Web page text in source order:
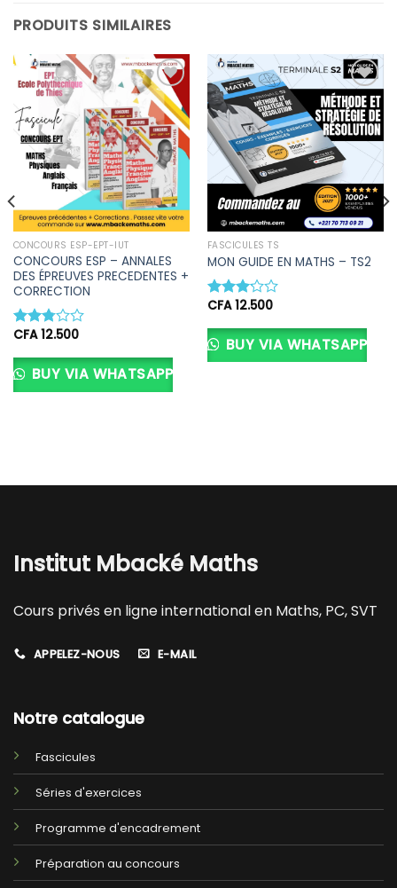
PRODUITS SIMILAIRES
Ajouter
à la liste
d’envies
CONCOURS ESP-EPT-IUT
CONCOURS ESP – ANNALES
DES ÉPREUVES PRECEDENTES +
CORRECTION
Note
sur 5
CFA12.500
BUY VIA WHATSAPP
Ajouter
à la liste
d’envies
FASCICULES TS
MON GUIDE EN MATHS – TS2
Note
sur 5
CFA12.500
BUY VIA WHATSAPP
Institut Mbacké Maths
Cours privés en ligne international en Maths, PC, SVT
APPELEZ-NOUS E-MAIL
Notre catalogue
Fascicules
Séries d'exercices
Programme d'encadrement
Préparation au concours